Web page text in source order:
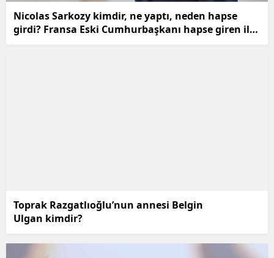
Nicolas Sarkozy kimdir, ne yaptı, neden hapse
girdi? Fransa Eski Cumhurbaşkanı hapse giren ilk
Toprak Razgatlıoğlu’nun annesi Belgin
Ulgan kimdir?